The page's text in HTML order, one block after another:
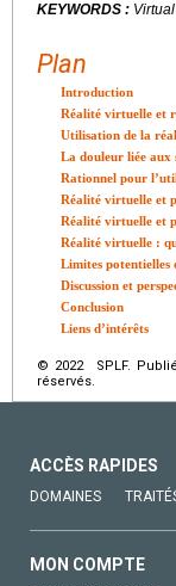
KEYWORDS :
Plan
Introduction
Réalité virtuelle et
Utilisation de la
La douleur liée aux
Rationnel pour
Réalité virtuelle et
Réalité virtuelle et
Réalité virtuelle :
Limites
Discussion et
Conclusion
Liens d’intérêts
© 2022 SPLF.
réservés.
ACCÈS RAPIDES
DOMAINES
MON COMPTE